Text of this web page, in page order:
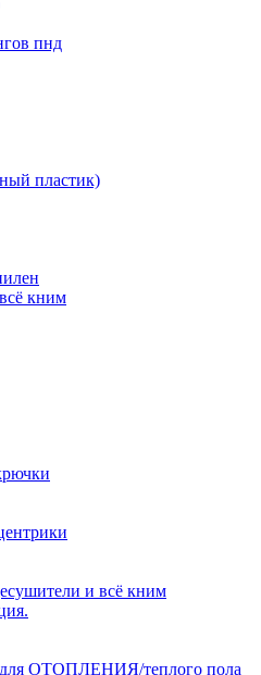
пнд
пластик)
кним
и всё кним
ОТОПЛЕНИЯ/теплого пола